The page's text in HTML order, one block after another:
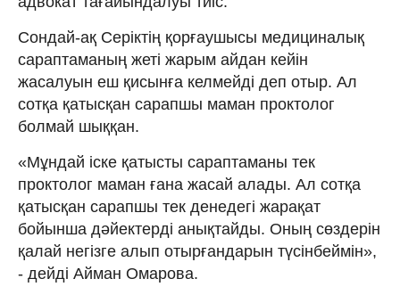
Сондай-ақ Серіктің қорғаушысы медициналық
сараптаманың жеті жарым айдан кейін
жасалуын еш қисынға келмейді деп отыр. Ал
сотқа қатысқан сарапшы маман проктолог
болмай шыққан.
«Мұндай іске қатысты сараптаманы тек
проктолог маман ғана жасай алады. Ал сотқа
қатысқан сарапшы тек денедегі жарақат
бойынша дәйектерді анықтайды. Оның сөздерін
қалай негізге алып отырғандарын түсінбеймін»,
- дейді Айман Омарова.